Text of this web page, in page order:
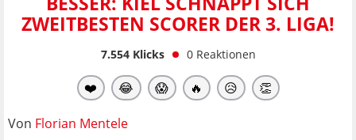
ZWEITBESTEN SCORER DER 3. LIGA!
7.554Klicks 0 Reaktionen
❤️ 😂 😱 🔥 😥 👏
Von Florian Mentele